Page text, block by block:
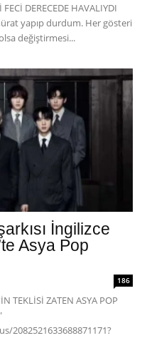
DERECEDE HAVALIYDI
yapıp durdum. Her gösteri
değiştirmesi...
İngilizce
Asya Pop
186
TEKLİSİ ZATEN ASYA POP